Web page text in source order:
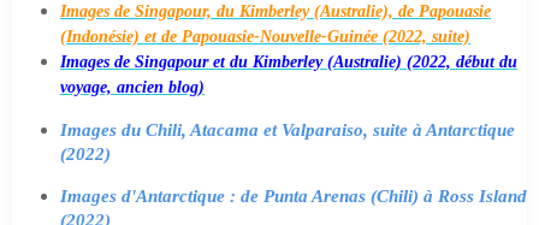
Images de Singapour, du Kimberley (Australie), de Papouasie
(Indonésie) et de Papouasie-Nouvelle-Guinée (2022, suite)
Images de Singapour et du Kimberley (Australie) (2022, début du
voyage, ancien blog)
Images du Chili, Atacama et Valparaiso, suite à Antarctique
(2022)
Images d'Antarctique : de Punta Arenas (Chili) à Ross Island
(2022)